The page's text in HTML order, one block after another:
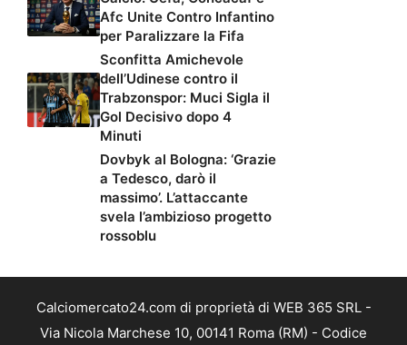
Afc Unite Contro Infantino
per Paralizzare la Fifa
Sconfitta Amichevole
dell’Udinese contro il
Trabzonspor: Muci Sigla il
Gol Decisivo dopo 4
Minuti
Dovbyk al Bologna: ‘Grazie
a Tedesco, darò il
massimo’. L’attaccante
svela l’ambizioso progetto
rossoblu
Calciomercato24.com di proprietà di WEB 365 SRL -
Via Nicola Marchese 10, 00141 Roma (RM) - Codice